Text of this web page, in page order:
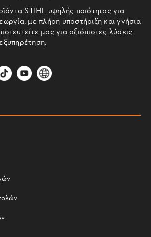
STIHL υψηλής ποιότητας για
με πλήρη υποστήριξη και γνήσια
μας για αξιόπιστες λύσεις